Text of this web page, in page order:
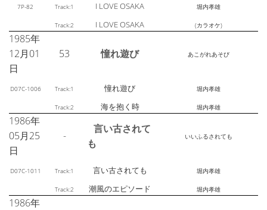
7P-82 Track:1 I LOVE OSAKA 堀内孝雄
Track:2 I LOVE OSAKA (カラオケ)
1985年
12月01
日
53 憧れ遊び あこがれあそび
D07C-1006 Track:1 憧れ遊び 堀内孝雄
Track:2 海を抱く時 堀内孝雄
1986年
05月25
日
-
言い古されて
も
いいふるされても
D07C-1011 Track:1 言い古されても 堀内孝雄
Track:2 潮風のエピソード 堀内孝雄
1986年